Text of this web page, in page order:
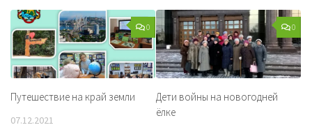
0
Путешествие на край земли
07.12.2021
0
Дети войны на новогодней
ёлке